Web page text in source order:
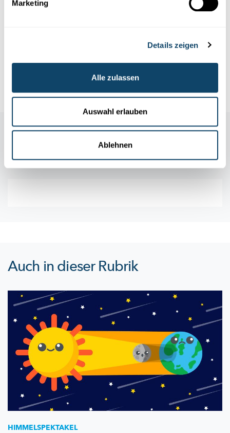
Marketing
Details zeigen
Alle zulassen
Auswahl erlauben
Ablehnen
Editorin: Lucie Zeches (FNR), Joseph Rodesch (FNR)
Auch in dieser Rubrik
HIMMELSPEKTAKEL